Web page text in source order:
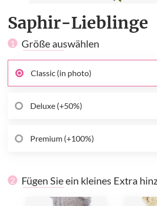
Saphir-Lieblinge
1 Größe auswählen
Classic (in photo)
Deluxe (+50%)
Premium (+100%)
2 Fügen Sie ein kleines Extra